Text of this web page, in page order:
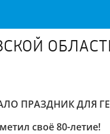
ПРАЗДНИК ДЛЯ
своё 80-летие!